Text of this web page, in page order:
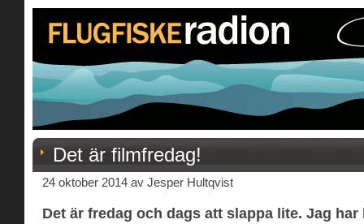
Det är filmfredag!
24 oktober 2014 av Jesper Hultqvist
Det är fredag och dags att slappa lite. Jag